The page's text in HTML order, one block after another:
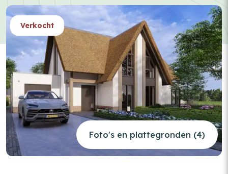
Verkocht
Foto's en plattegronden (4)